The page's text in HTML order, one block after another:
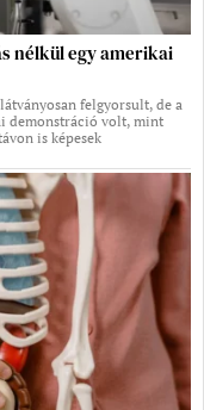
nélkül egy amerikai
felgyorsult, de a
demonstráció volt, mint
is képesek